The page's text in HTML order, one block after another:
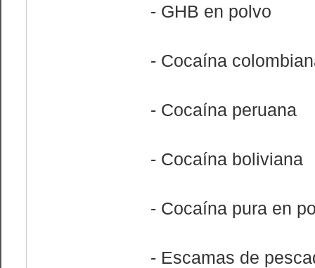
- GHB en polvo
- Cocaína
- Cocaína peruana
- Cocaína boliviana
- Cocaína pura en
- Escamas de